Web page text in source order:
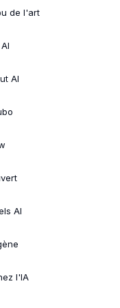
de l'art
AI
AI
l'IA